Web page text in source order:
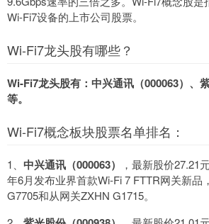
Wi-Fi7设备的上市公司股票。
Wi-Fi7龙头股有哪些？
Wi-Fi7龙头股有：中兴通讯（000063）、
等。
Wi-Fi7概念板块股票名单排名：
1、 中兴通讯（000063）
，最新股价27.21
年6月发布业界首款Wi-Fi 7 FTTR网关新品
G7705和从网关ZXHN G1715。